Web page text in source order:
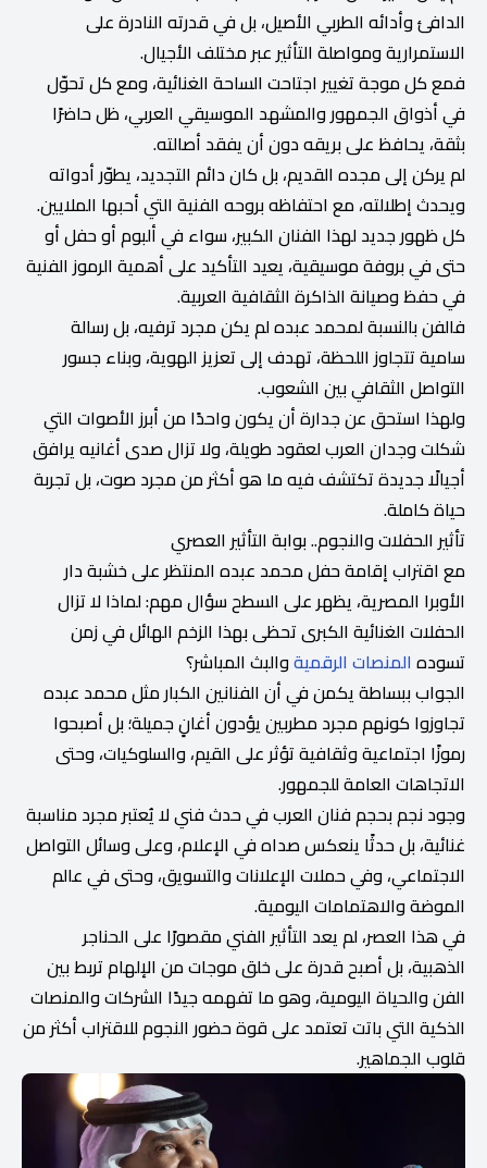
الدافئ وأدائه الطربي الأصيل، بل في قدرته النادرة على
الاستمرارية ومواصلة التأثير عبر مختلف الأجيال.
فمع كل موجة تغيير اجتاحت الساحة الغنائية، ومع كل تحوّل
في أذواق الجمهور والمشهد الموسيقي العربي، ظل حاضرًا
بثقة، يحافظ على بريقه دون أن يفقد أصالته.
لم يركن إلى مجده القديم، بل كان دائم التجديد، يطوّر أدواته
ويحدث إطلالته، مع احتفاظه بروحه الفنية التي أحبها الملايين.
كل ظهور جديد لهذا الفنان الكبير، سواء في ألبوم أو حفل أو
حتى في بروفة موسيقية، يعيد التأكيد على أهمية الرموز الفنية
في حفظ وصيانة الذاكرة الثقافية العربية.
فالفن بالنسبة لمحمد عبده لم يكن مجرد ترفيه، بل رسالة
سامية تتجاوز اللحظة، تهدف إلى تعزيز الهوية، وبناء جسور
التواصل الثقافي بين الشعوب.
ولهذا استحق عن جدارة أن يكون واحدًا من أبرز الأصوات التي
شكلت وجدان العرب لعقود طويلة، ولا تزال صدى أغانيه يرافق
أجيالًا جديدة تكتشف فيه ما هو أكثر من مجرد صوت، بل تجربة
حياة كاملة.
تأثير الحفلات والنجوم.. بوابة التأثير العصري
مع اقتراب إقامة حفل محمد عبده المنتظر على خشبة دار
الأوبرا المصرية، يظهر على السطح سؤال مهم: لماذا لا تزال
الحفلات الغنائية الكبرى تحظى بهذا الزخم الهائل في زمن
تسوده المنصات الرقميةوالبث المباشر؟
الجواب ببساطة يكمن في أن الفنانين الكبار مثل محمد عبده
تجاوزوا كونهم مجرد مطربين يؤدون أغانٍ جميلة؛ بل أصبحوا
رموزًا اجتماعية وثقافية تؤثر على القيم، والسلوكيات، وحتى
الاتجاهات العامة للجمهور.
وجود نجم بحجم فنان العرب في حدث فني لا يُعتبر مجرد مناسبة
غنائية، بل حدثًا ينعكس صداه في الإعلام، وعلى وسائل التواصل
الاجتماعي، وفي حملات الإعلانات والتسويق، وحتى في عالم
الموضة والاهتمامات اليومية.
في هذا العصر، لم يعد التأثير الفني مقصورًا على الحناجر
الذهبية، بل أصبح قدرة على خلق موجات من الإلهام تربط بين
الفن والحياة اليومية، وهو ما تفهمه جيدًا الشركات والمنصات
الذكية التي باتت تعتمد على قوة حضور النجوم للاقتراب أكثر من
قلوب الجماهير.